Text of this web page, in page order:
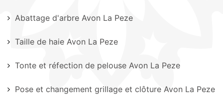
Abattage d'arbre Avon La Peze
Taille de haie Avon La Peze
Tonte et réfection de pelouse Avon La Peze
Pose et changement grillage et clôture Avon La Peze